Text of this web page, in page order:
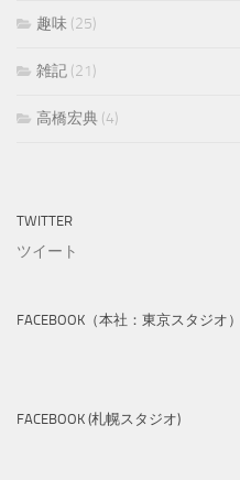
趣味 (25)
雑記 (21)
高橋宏典 (4)
TWITTER
ツイート
FACEBOOK（本社：東京スタジオ）
FACEBOOK (札幌スタジオ)